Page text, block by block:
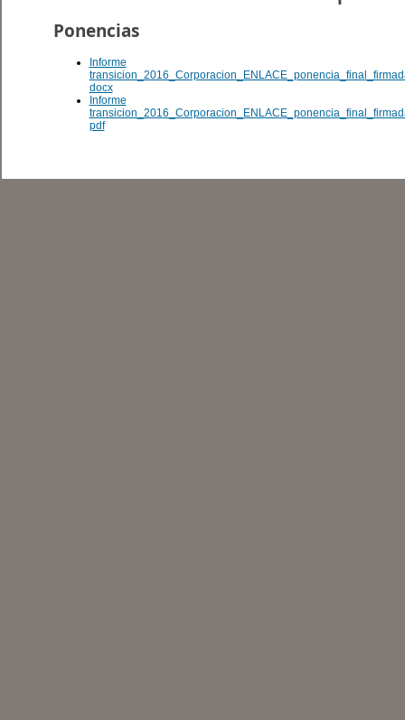
Ponencias
Informe
docx
Informe
pdf